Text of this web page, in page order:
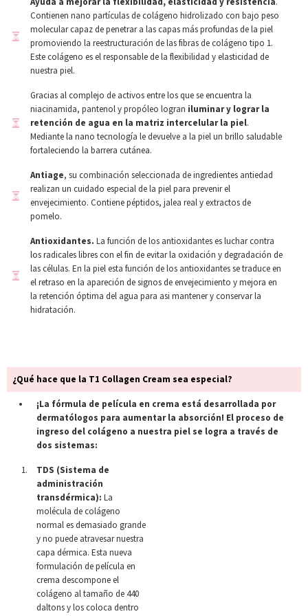
Contienen nano partículas de colágeno hidrolizado con bajo peso
molecular capaz de penetrar a las capas más profundas de la piel
promoviendo la reestructuración de las fibras de colágeno tipo 1.
Este colágeno es el responsable de la flexibilidad y elasticidad de
nuestra piel.
Gracias al complejo de activos entre los que se encuentra la
niacinamida, pantenol y propóleo logran iluminar y lograr la
retención de agua en la matriz intercelular la piel.
Mediante la nano tecnología le devuelve a la piel un brillo saludable
fortaleciendo la barrera cutánea.
Antiage, su combinación seleccionada de ingredientes antiedad
realizan un cuidado especial de la piel para prevenir el
envejecimiento. Contiene péptidos, jalea real y extractos de
pomelo.
Antioxidantes. La función de los antioxidantes es luchar contra
los radicales libres con el fin de evitar la oxidación y degradación de
las células. En la piel esta función de los antioxidantes se traduce en
el retraso en la apareción de signos de envejecimiento y mejora en
la retención óptima del agua para asi mantener y conservar la
hidratación.
¿Qué hace que la T1 Collagen Cream sea especial?
¡La fórmula de película en crema está desarrollada por
dermatólogos para aumentar la absorción! El proceso de
ingreso del colágeno a nuestra piel se logra a través de
dos sistemas:
TDS (Sistema de
administración
transdérmica): La
molécula de colágeno
normal es demasiado grande
y no puede atravesar nuestra
capa dérmica. Esta nueva
formulación de película en
crema descompone el
colágeno al tamaño de 440
daltons y los coloca dentro